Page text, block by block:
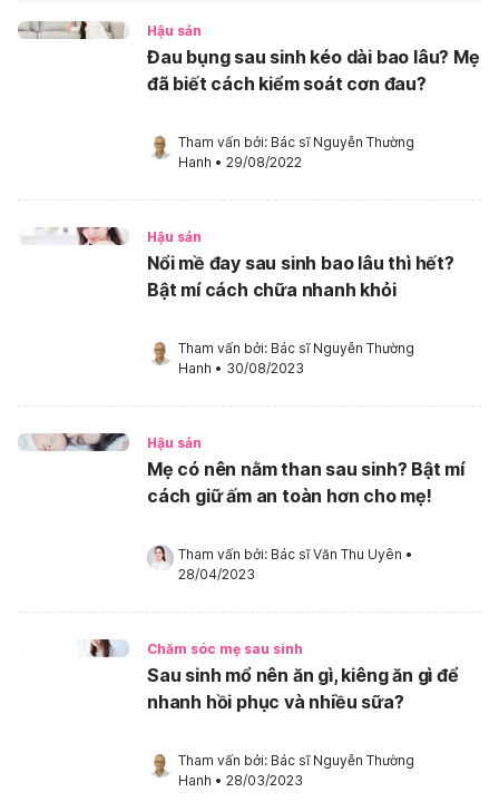
Hậu sản
Đau bụng sau sinh kéo dài bao lâu? Mẹ
đã biết cách kiểm soát cơn đau?
Tham vấn bởi: Bác sĩ Nguyễn Thường
Hanh • 29/08/2022
Hậu sản
Nổi mề đay sau sinh bao lâu thì hết?
Bật mí cách chữa nhanh khỏi
Tham vấn bởi: Bác sĩ Nguyễn Thường
Hanh • 30/08/2023
Hậu sản
Mẹ có nên nằm than sau sinh? Bật mí
cách giữ ấm an toàn hơn cho mẹ!
Tham vấn bởi: Bác sĩ Văn Thu Uyên •
28/04/2023
Chăm sóc mẹ sau sinh
Sau sinh mổ nên ăn gì, kiêng ăn gì để
nhanh hồi phục và nhiều sữa?
Tham vấn bởi: Bác sĩ Nguyễn Thường
Hanh • 28/03/2023